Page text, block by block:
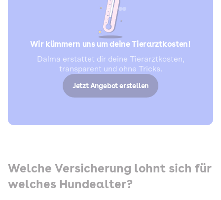
Wir kümmern uns um deine Tierarztkosten!
Dalma erstattet dir deine Tierarztkosten,
transparent und ohne Tricks.
Jetzt Angebot erstellen
Welche Versicherung lohnt sich für
welches Hundealter?